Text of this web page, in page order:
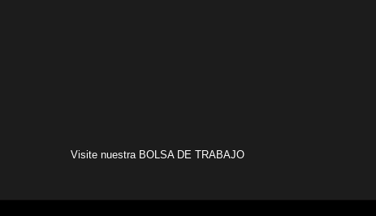
Visite nuestra BOLSA DE TRABAJO